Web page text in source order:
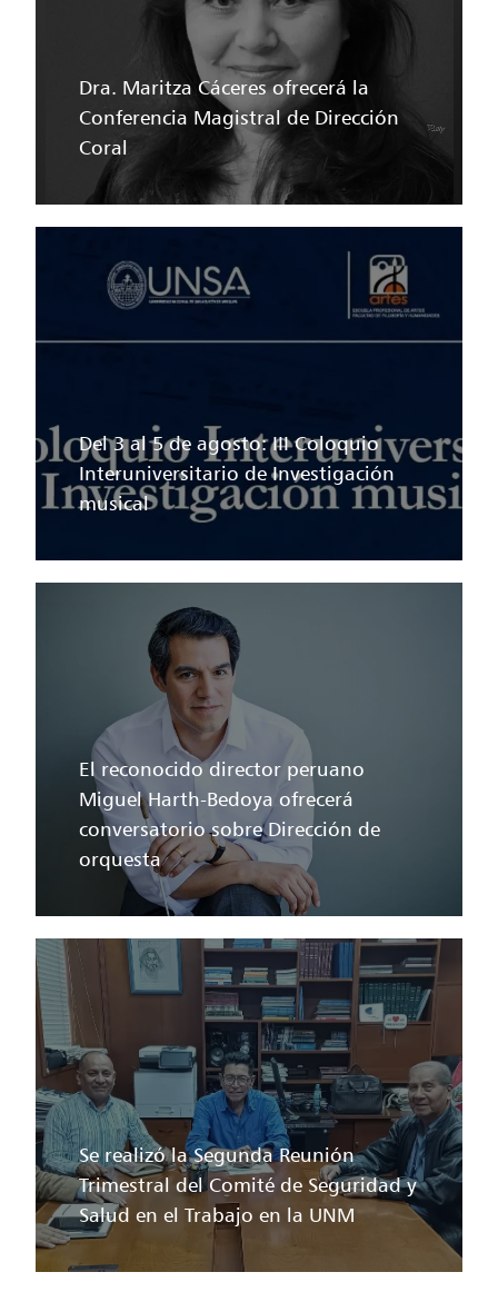
Dra. Maritza Cáceres ofrecerá la
Conferencia Magistral de Dirección
Coral
Del 3 al 5 de agosto: III Coloquio
Interuniversitario de Investigación
musical
El reconocido director peruano
Miguel Harth-Bedoya ofrecerá
conversatorio sobre Dirección de
orquesta
Se realizó la Segunda Reunión
Trimestral del Comité de Seguridad y
Salud en el Trabajo en la UNM